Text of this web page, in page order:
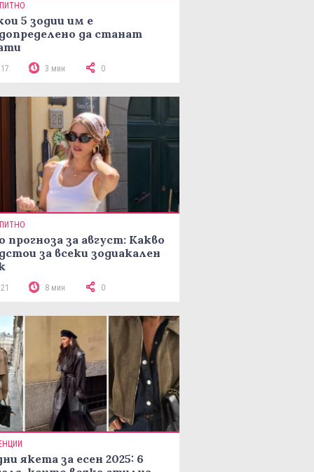
5 зодии им е
да станат
3 мин 0
прогноза за август: Какво
за всеки зодиакален
8 мин 0
якета за есен 2025: 6